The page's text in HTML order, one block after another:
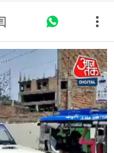
देने वाली तस्वीर
में जब मरीज की
के लिए उसे गोद में
ने जाने की जगह तक
नहीं पहुंच